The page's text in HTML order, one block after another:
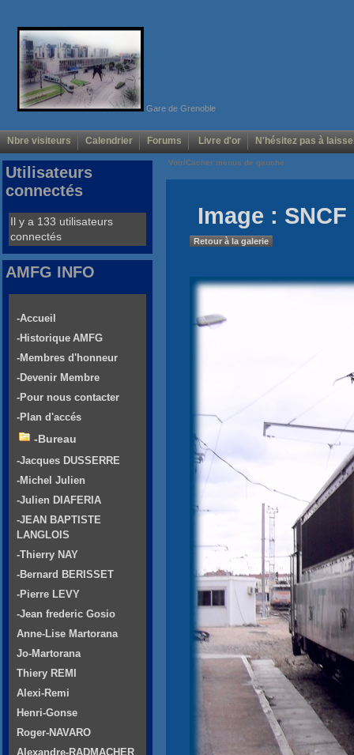
Gare de Grenoble
Nbre visiteurs Calendrier Forums Livre d'or N'hésitez pas à
Voir/Cacher menus de gauche
Image :
Retour à la galerie
Utilisateurs
connectés
Il y a 133 utilisateurs
connectés
AMFG INFO
-Accueil
-Historique AMFG
-Membres d'honneur
-Devenir Membre
-Pour nous contacter
-Plan d'accés
-Bureau
-Jacques DUSSERRE
-Michel Julien
-Julien DIAFERIA
-JEAN BAPTISTE
LANGLOIS
-Thierry NAY
-Bernard BERISSET
-Pierre LEVY
-Jean frederic Gosio
Anne-Lise Martorana
Jo-Martorana
Thiery REMI
Alexi-Remi
Henri-Gonse
Roger-NAVARO
Alexandre-RADMACHER